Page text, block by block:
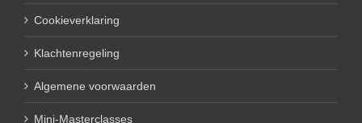
Cookieverklaring
Klachtenregeling
Algemene voorwaarden
Mini-Masterclasses